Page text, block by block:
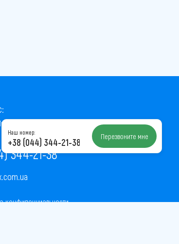
22/7, оф. 41
344-21-38
конфиденциальности
Наш номер:
+38 (044) 344-21-38 Перезвоните мне